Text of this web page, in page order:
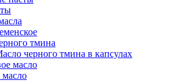
тмина
черного тмина в капсулах
масло